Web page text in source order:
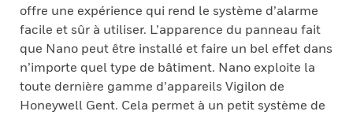
offre une expérience qui rend le système d’alarme
facile et sûr à utiliser. L’apparence du panneau fait
que Nano peut être installé et faire un bel effet dans
n’importe quel type de bâtiment. Nano exploite la
toute dernière gamme d’appareils Vigilon de
Honeywell Gent. Cela permet à un petit système de